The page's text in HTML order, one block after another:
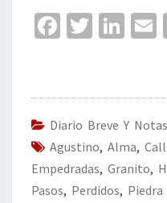
Fa
o
o
k
T
er
Li
dI
n
l
Diario Breve Y
Agustino, Alma,
Empedradas, Granito,
Pasos, Perdidos,